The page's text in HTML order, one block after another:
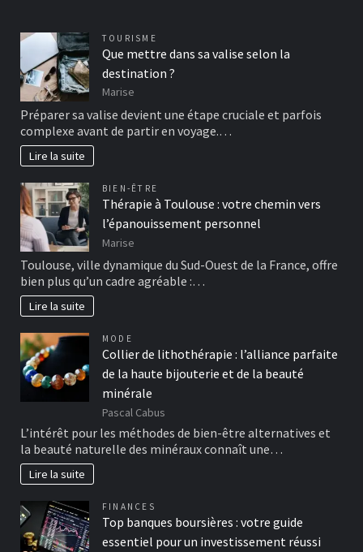
TOURISME
Que mettre dans sa valise selon la
destination ?
Marise
Préparer sa valise devient une étape cruciale et parfois
complexe avant de partir en voyage.…
Lire la suite
BIEN-ÊTRE
Thérapie à Toulouse : votre chemin vers
l’épanouissement personnel
Marise
Toulouse, ville dynamique du Sud-Ouest de la France, offre
bien plus qu’un cadre agréable :…
Lire la suite
MODE
Collier de lithothérapie : l’alliance parfaite
de la haute bijouterie et de la beauté
minérale
Pascal Cabus
L’intérêt pour les méthodes de bien-être alternatives et
la beauté naturelle des minéraux connaît une…
Lire la suite
FINANCES
Top banques boursières : votre guide
essentiel pour un investissement réussi